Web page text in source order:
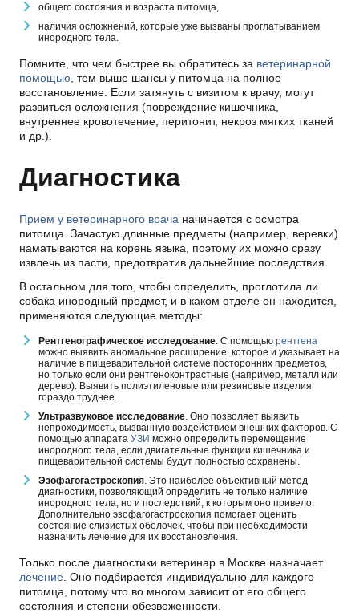
общего состояния и возраста питомца,
наличия осложнений, которые уже вызваны проглатыванием
инородного тела.
Помните, что чем быстрее вы обратитесь за ветеринарной
помощью , тем выше шансы у питомца на полное
восстановление. Если затянуть с визитом к врачу, могут
развиться осложнения (повреждение кишечника,
внутреннее кровотечение, перитонит, некроз мягких тканей
и др.).
Диагностика
Прием у ветеринарного врача начинается с осмотра
питомца. Зачастую длинные предметы (например, веревки)
наматываются на корень языка, поэтому их можно сразу
извлечь из пасти, предотвратив дальнейшие последствия.
В остальном для того, чтобы определить, проглотила ли
собака инородный предмет, и в каком отделе он находится,
применяются следующие методы:
Рентгенографическое исследование . С помощью рентгена
можно выявить аномальное расширение, которое и указывает на
наличие в пищеварительной системе посторонних предметов,
но только если они рентгеноконтрастные (например, металл или
дерево). Выявить полиэтиленовые или резиновые изделия
гораздо труднее.
Ультразвуковое исследование . Оно позволяет выявить
непроходимость, вызванную воздействием внешних факторов. С
помощью аппарата УЗИ можно определить перемещение
инородного тела, если двигательные функции кишечника и
пищеварительной системы будут полностью сохранены.
Эзофагогастроскопия . Это наиболее объективный метод
диагностики, позволяющий определить не только наличие
инородного тела, но и последствий, к которым оно привело.
Дополнительно эзофагогастроскопия помогает оценить
состояние слизистых оболочек, чтобы при необходимости
назначить лечение для их восстановления.
Только после диагностики ветеринар в Москве назначает
лечение . Оно подбирается индивидуально для каждого
питомца, потому что во многом зависит от его общего
состояния и степени обезвоженности.